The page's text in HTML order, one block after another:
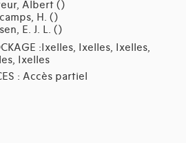
Albert ()
H. ()
E. J. L. ()
:Ixelles, Ixelles, Ixelles,
Ixelles
: Accès partiel